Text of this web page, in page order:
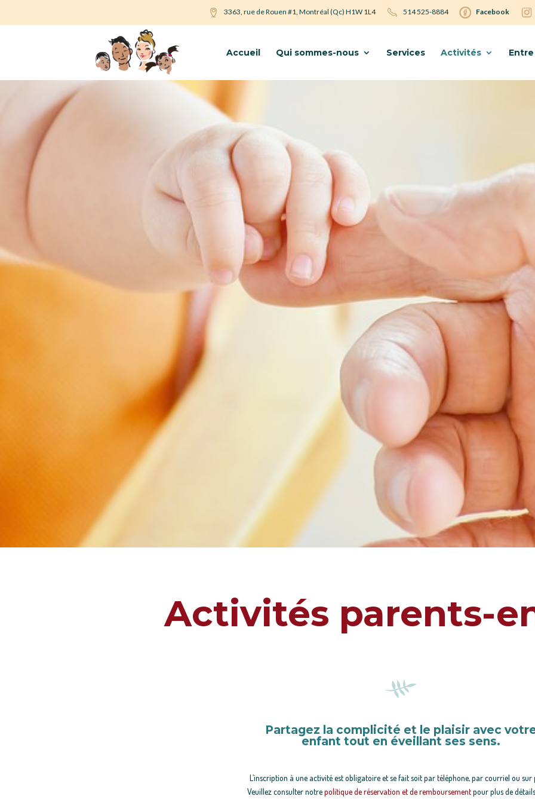
3363, rue de Rouen #1, Montréal (Qc) H1W 1L4 514 525-8884 Facebook
Accueil Qui sommes-nous Services Activités
Activités parents-
Partagez la complicité et le plaisir avec
enfant tout en éveillant ses sens.
L’inscription à une activité est obligatoire et se fait soit par téléphone, par courriel ou sur
Veuillez consulter notrepolitique de réservation et de remboursementpour plus de